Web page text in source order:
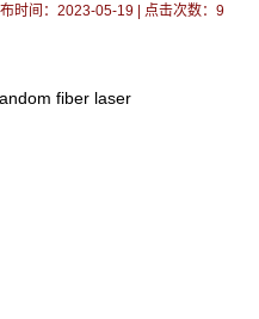
时间：2023-05-19 点击次数： 9
fiber laser